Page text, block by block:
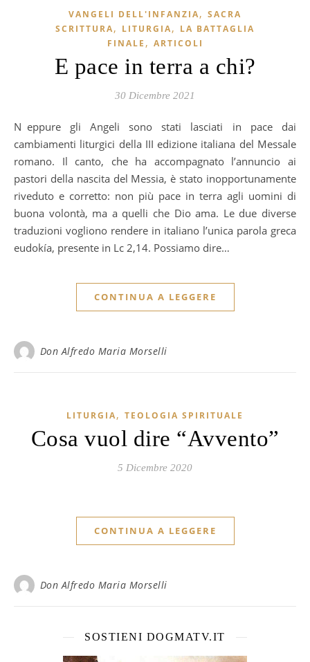
VANGELI DELL'INFANZIA, SACRA
SCRITTURA, LITURGIA, LA BATTAGLIA
FINALE , ARTICOLI
E pace in terra a chi?
30 Dicembre 2021
Neppure gli Angeli sono stati lasciati in pace dai
cambiamenti liturgici della III edizione italiana del Messale
romano. Il canto, che ha accompagnato l’annuncio ai
pastori della nascita del Messia, è stato inopportunamente
riveduto e corretto: non più pace in terra agli uomini di
buona volontà, ma a quelli che Dio ama. Le due diverse
traduzioni vogliono rendere in italiano l’unica parola greca
eudokía, presente in Lc 2,14. Possiamo dire…
CONTINUA A LEGGERE
Don Alfredo Maria Morselli
LITURGIA, TEOLOGIA SPIRITUALE
Cosa vuol dire “Avvento”
5 Dicembre 2020
CONTINUA A LEGGERE
Don Alfredo Maria Morselli
SOSTIENI DOGMATV.IT